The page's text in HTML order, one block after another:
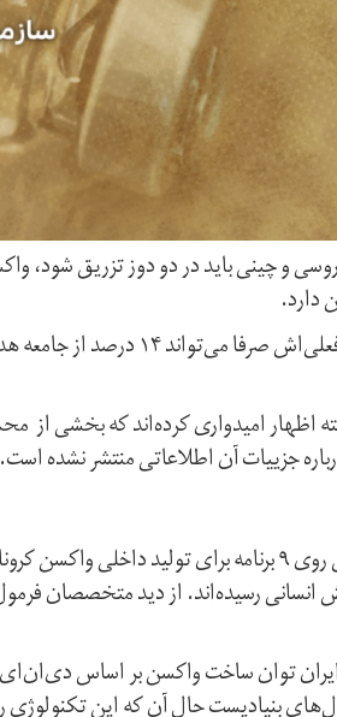
و چینی باید در دو دوز تزریق شود،
دارد.
اظهار امیدواری کرده‌اند که بخشی
جزییات آن اطلاعاتی منتشر نشده است.
ایران در کنار واردات واکسن روی ۹ برنامه برای
انسانی رسیده‌اند. از دید متخصصان
توان ساخت واکسن بر اساس دی‌ان‌ای